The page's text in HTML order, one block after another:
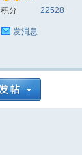
积分 22528
发消息